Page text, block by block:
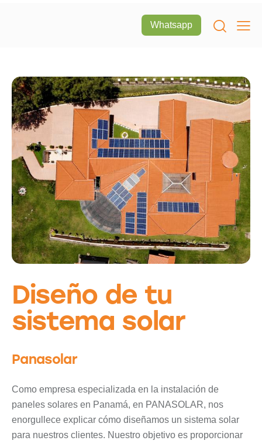
Whatsapp
Diseño de tu
sistema solar
Panasolar
Como empresa especializada en la instalación de
paneles solares en Panamá, en PANASOLAR, nos
enorgullece explicar cómo diseñamos un sistema solar
para nuestros clientes. Nuestro objetivo es proporcionar